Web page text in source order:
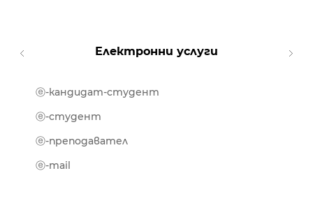
Електронни услуги
ⓔ-кандидат-студент
ⓔ-студент
ⓔ-преподавател
ⓔ-mail